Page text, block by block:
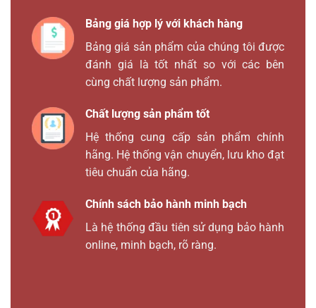
Bảng giá hợp lý với khách hàng
Bảng giá sản phẩm của chúng tôi được
đánh giá là tốt nhất so với các bên
cùng chất lượng sản phẩm.
Chất lượng sản phẩm tốt
Hệ thống cung cấp sản phẩm chính
hãng. Hệ thống vận chuyển, lưu kho đạt
tiêu chuẩn của hãng.
Chính sách bảo hành minh bạch
Là hệ thống đầu tiên sử dụng bảo hành
online, minh bạch, rõ ràng.